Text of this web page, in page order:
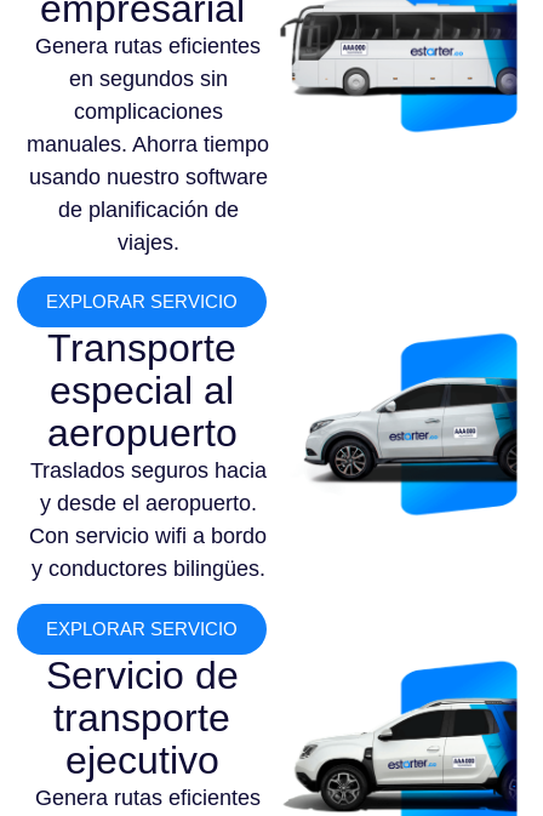
Genera rutas eficientes
en segundos sin
complicaciones
manuales. Ahorra tiempo
usando nuestro software
de planificación de
viajes.
EXPLORAR SERVICIO
Transporte
especial al
aeropuerto
Traslados seguros hacia
y desde el aeropuerto.
Con servicio wifi a bordo
y conductores bilingües.
EXPLORAR SERVICIO
Servicio de
transporte
ejecutivo
Genera rutas eficientes